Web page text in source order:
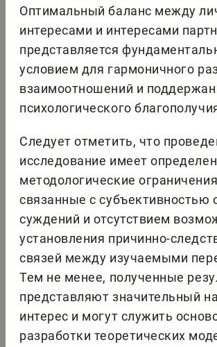
Оптимальный баланс между
интересами и интересами
представляется
условием для гармоничного
взаимоотношений и
психологического
Следует отметить, что
исследование имеет
методологические
связанные с субъективностью
суждений и отсутствием
установления причинно-
связей между изучаемыми
Тем не менее, полученные
представляют значительный
интерес и могут служить
разработки теоретических